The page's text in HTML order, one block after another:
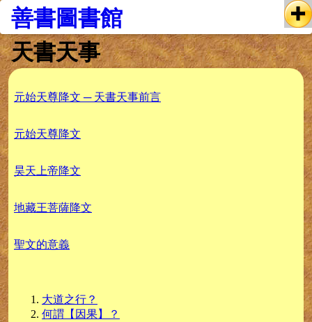
善書圖書館
天書天事
元始天尊降文 ─ 天書天事前言
元始天尊降文
昊天上帝降文
地藏王菩薩降文
聖文的意義
大道之行？
何謂【因果】？